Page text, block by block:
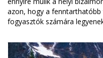
azon, hogy a
fogyasztók számára